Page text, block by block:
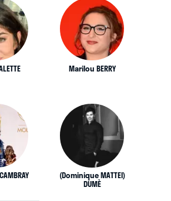
Marilou BERRY
(Dominique MATTEI)
DUMÈ